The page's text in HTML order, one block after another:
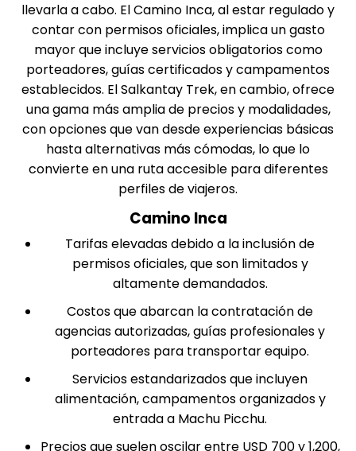
llevarla a cabo. El Camino Inca, al estar regulado y
contar con permisos oficiales, implica un gasto
mayor que incluye servicios obligatorios como
porteadores, guías certificados y campamentos
establecidos. El Salkantay Trek, en cambio, ofrece
una gama más amplia de precios y modalidades,
con opciones que van desde experiencias básicas
hasta alternativas más cómodas, lo que lo
convierte en una ruta accesible para diferentes
perfiles de viajeros.
Camino Inca
Tarifas elevadas debido a la inclusión de
permisos oficiales, que son limitados y
altamente demandados.
Costos que abarcan la contratación de
agencias autorizadas, guías profesionales y
porteadores para transportar equipo.
Servicios estandarizados que incluyen
alimentación, campamentos organizados y
entrada a Machu Picchu.
Precios que suelen oscilar entre USD 700 y 1,200,